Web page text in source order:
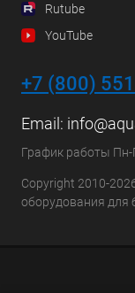
Rutube
YouTube
+7 (800)
Email:
График работы Пн-
Copyright 2010-
оборудования для